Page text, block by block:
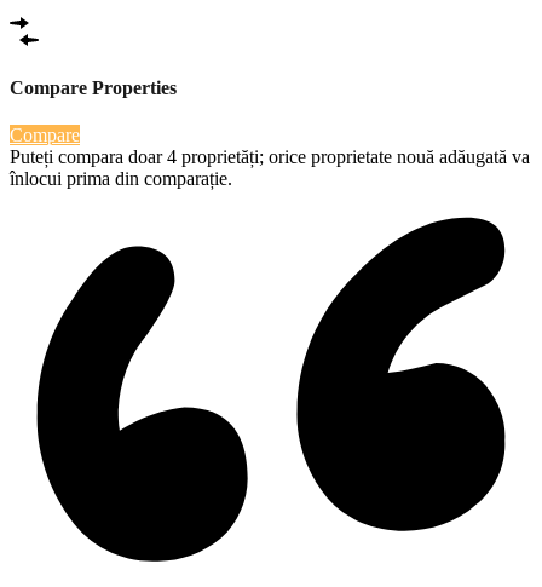
Compare Properties
Compare
Puteți compara doar 4 proprietăți; orice proprietate nouă adăugată va
înlocui prima din comparație.